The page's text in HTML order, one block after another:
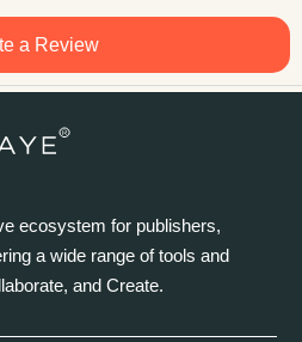
a Review
ecosystem for publishers,
a wide range of tools and
and Create.